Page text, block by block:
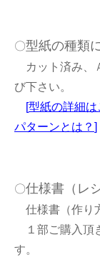
〇型紙の種類
カット済み、
び下さい。
[型紙の詳細
パターンとは？ ]
〇仕様書（レ
仕様書（作り
１部ご購入頂
す。